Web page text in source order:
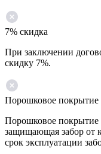
7% скидка
При заключении
скидку 7%.
Порошковое покрытие
Порошковое покрытие
защищающая забор от
срок эксплуатации